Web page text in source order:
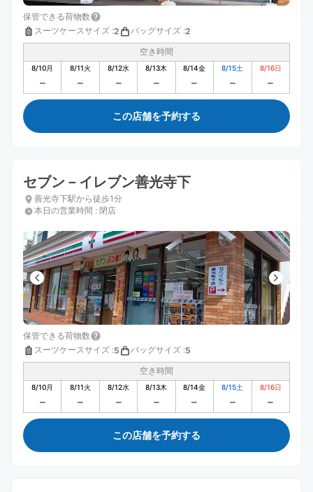
保管できる荷物数
スーツケースサイズ :2 バッグサイズ :2
空き時間
8/10月 8/11火 8/12水 8/13木 8/14金 8/15土 8/16日
この店舗を予約する
セブン－イレブン善光寺下
善光寺下駅から徒歩1分
本日の営業時間 : 閉店
保管できる荷物数
スーツケースサイズ :5 バッグサイズ :5
空き時間
8/10月 8/11火 8/12水 8/13木 8/14金 8/15土 8/16日
この店舗を予約する